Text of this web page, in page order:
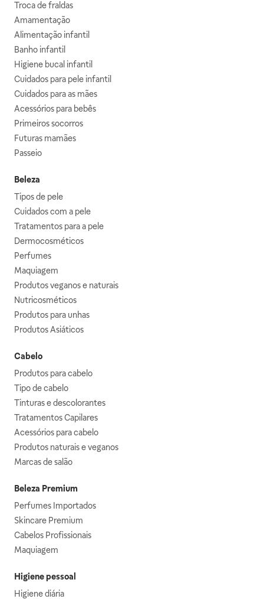
Troca de fraldas
Amamentação
Alimentação infantil
Banho infantil
Higiene bucal infantil
Cuidados para pele infantil
Cuidados para as mães
Acessórios para bebês
Primeiros socorros
Futuras mamães
Passeio
Beleza
Tipos de pele
Cuidados com a pele
Tratamentos para a pele
Dermocosméticos
Perfumes
Maquiagem
Produtos veganos e naturais
Nutricosméticos
Produtos para unhas
Produtos Asiáticos
Cabelo
Produtos para cabelo
Tipo de cabelo
Tinturas e descolorantes
Tratamentos Capilares
Acessórios para cabelo
Produtos naturais e veganos
Marcas de salão
Beleza Premium
Perfumes Importados
Skincare Premium
Cabelos Profissionais
Maquiagem
Higiene pessoal
Higiene diária